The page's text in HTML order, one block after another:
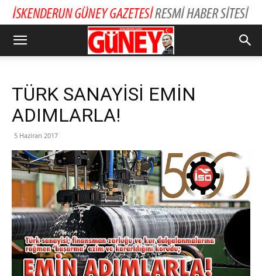
TÜRK SANAYİSİ EMİN
ADIMLARLA!
5 Haziran 2017